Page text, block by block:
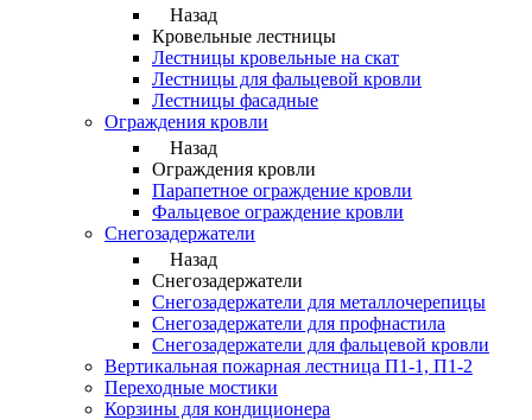
Назад
Кровельные лестницы
Лестницы кровельные на скат
Лестницы для фальцевой кровли
Лестницы фасадные
Ограждения кровли
Назад
Ограждения кровли
Парапетное ограждение кровли
Фальцевое ограждение кровли
Снегозадержатели
Назад
Снегозадержатели
Снегозадержатели для металлочерепицы
Снегозадержатели для профнастила
Снегозадержатели для фальцевой кровли
Вертикальная пожарная лестница П1-1, П1-2
Переходные мостики
Корзины для кондиционера